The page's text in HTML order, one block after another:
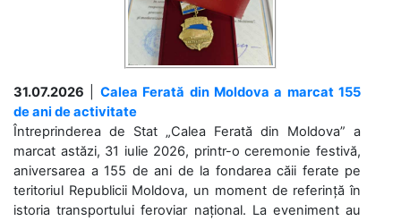
31.07.2026
Calea Ferată din Moldova a marcat 155
de ani de activitate
Întreprinderea de Stat „Calea Ferată din Moldova” a
marcat astăzi, 31 iulie 2026, printr-o ceremonie festivă,
aniversarea a 155 de ani de la fondarea căii ferate pe
teritoriul Republicii Moldova, un moment de referință în
istoria transportului feroviar național. La eveniment au